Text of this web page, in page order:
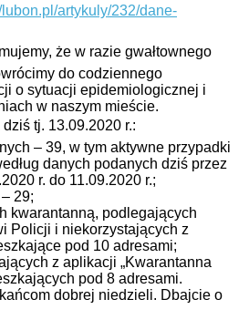
lubon.pl/artykuly/232/dane-
że w razie gwałtownego
do codziennego
o sytuacji epidemiologicznej i
w naszym mieście.
tj. 13.09.2020 r.:
– 39, w tym aktywne przypadki
danych podanych dziś przez
r. do 11.09.2020 r.;
29;
kwarantanną, podlegających
Policji i niekorzystających z
pod 10 adresami;
z aplikacji „Kwarantanna
pod 8 adresami.
dobrej niedzieli. Dbajcie o